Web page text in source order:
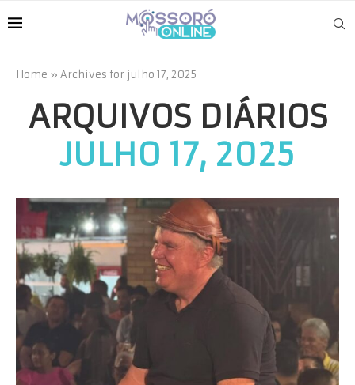
Home » Archives for julho 17, 2025
ARQUIVOS DIÁRIOS
JULHO 17, 2025